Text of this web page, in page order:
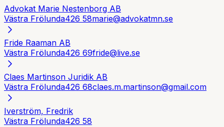
Advokat Marie Nestenborg AB
Västra Frölunda426 58marie@advokatmn.se
Fride Raaman AB
Västra Frölunda426 69fride@live.se
Claes Martinson Juridik AB
Västra Frölunda426 68claes.m.martinson@gmail.com
Iverström, Fredrik
Västra Frölunda426 58